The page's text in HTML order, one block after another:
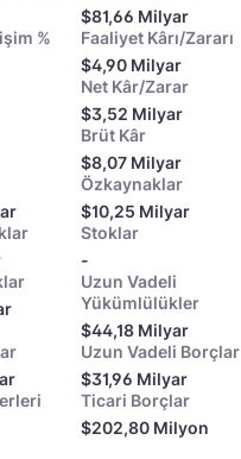
$81,66 Milyar
%
Faaliyet Kârı/Zararı
$4,90 Milyar
Net Kâr/Zarar
$3,52 Milyar
Brüt Kâr
$8,07 Milyar
Özkaynaklar
$10,25 Milyar
Stoklar
-
Uzun Vadeli
Yükümlülükler
$44,18 Milyar
Uzun Vadeli Borçlar
$31,96 Milyar
Ticari Borçlar
$202,80 Milyon